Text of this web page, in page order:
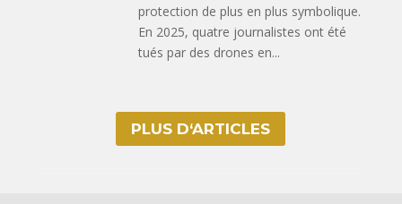
protection de plus en plus symbolique.
En 2025, quatre journalistes ont été
tués par des drones en...
PLUS D‘ARTICLES